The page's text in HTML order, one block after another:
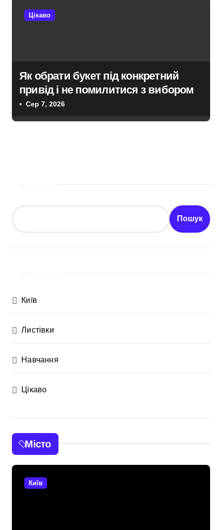
Цікаво
Як обрати букет під конкретний
привід і не помилитися з вибором
Сер 7, 2026
Пошук
Київ
Листівки
Навчання
Цікаво
Місто
Київ